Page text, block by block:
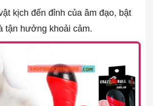
kịch đến đỉnh của âm đạo, bật
tận hưởng khoải cảm.